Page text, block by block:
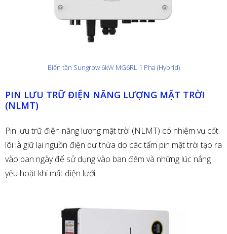
Biến tần Sungrow 6kW MG6RL 1 Pha (Hybrid)
PIN LƯU TRỮ ĐIỆN NĂNG LƯỢNG MẶT TRỜI
(NLMT)
Pin lưu trữ điện năng lượng mặt trời (NLMT) có nhiệm vụ cốt
lõi là giữ lại nguồn điện dư thừa do các tấm pin mặt trời tạo ra
vào ban ngày để sử dụng vào ban đêm và những lúc nắng
yếu hoặt khi mất điện lưới.